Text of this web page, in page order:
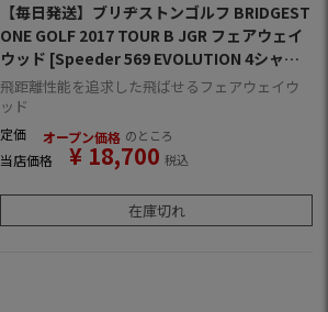
【毎日発送】ブリヂストンゴルフ BRIDGEST
ONE GOLF 2017 TOUR B JGR フェアウェイ
ウッド [Speeder 569 EVOLUTION 4シャフ
ト装着](日本正規品)
飛距離性能を追求した飛ばせるフェアウェイウ
ッド
定価 オープン価格 のところ
当店価格 ¥ 18,700 税込
在庫切れ